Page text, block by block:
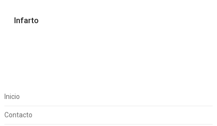
Infarto
Inicio
Contacto